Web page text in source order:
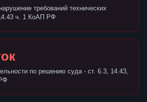
требований технических
ч. 1 КоАП РФ
по решению суда - ст. 6.3, 14.43,